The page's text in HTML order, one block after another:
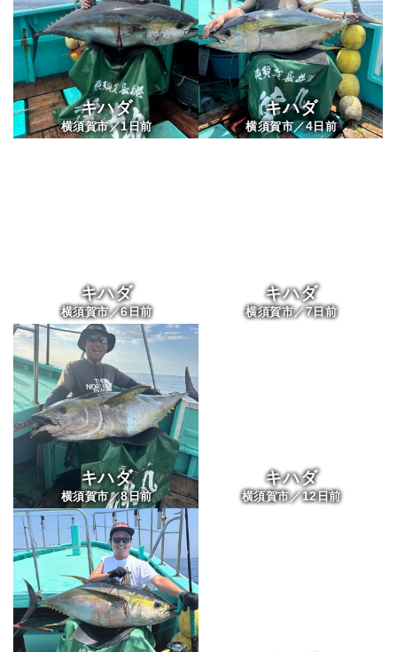
キハダ
横須賀市／1日前
キハダ
横須賀市／4日前
キハダ
横須賀市／6日前
キハダ
横須賀市／7日前
キハダ
横須賀市／8日前
キハダ
横須賀市／12日前